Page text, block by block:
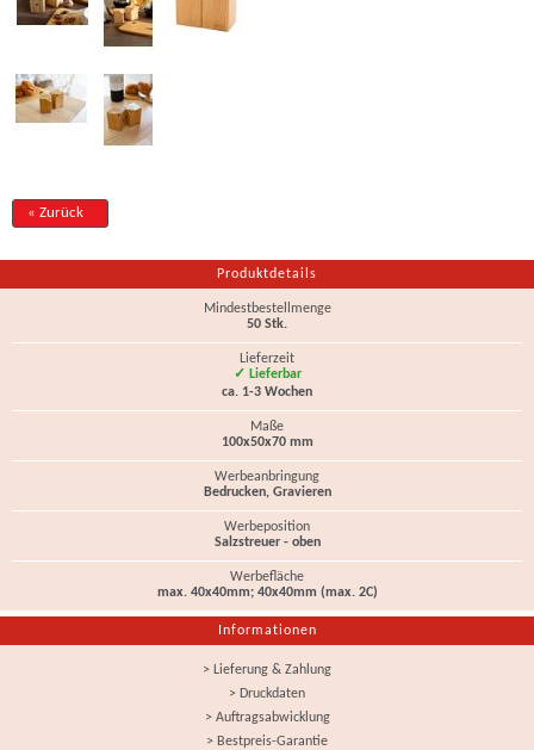
« Zurück
Produktdetails
Mindestbestellmenge
50 Stk.
Lieferzeit
✓ Lieferbar
ca. 1-3 Wochen
Maße
100x50x70 mm
Werbeanbringung
Bedrucken, Gravieren
Werbeposition
Salzstreuer - oben
Werbefläche
max. 40x40mm; 40x40mm (max. 2C)
Informationen
> Lieferung & Zahlung
> Druckdaten
> Auftragsabwicklung
> Bestpreis-Garantie